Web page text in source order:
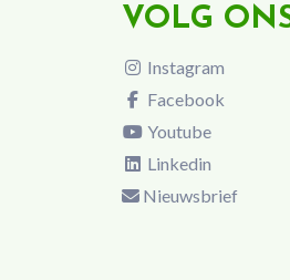
VOLG
Instagram
Facebook
Youtube
Linkedin
Nieuwsbrief